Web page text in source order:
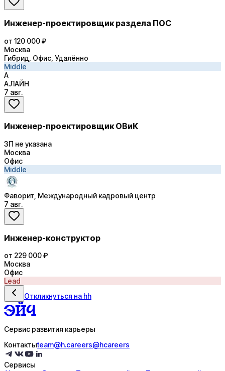
Инженер-проектировщик раздела ПОС
от 120 000 ₽
Москва
Гибрид, Офис, Удалённо
Middle
А
А.ЛАЙН
7 авг.
Инженер-проектировщик ОВиК
ЗП не указана
Москва
Офис
Middle
Фаворит, Международный кадровый центр
7 авг.
Инженер-конструктор
от 229 000 ₽
Москва
Офис
Lead
Откликнуться на hh
Сервис развития карьеры
Контактыteam@h.careers@hcareers
Сервисы